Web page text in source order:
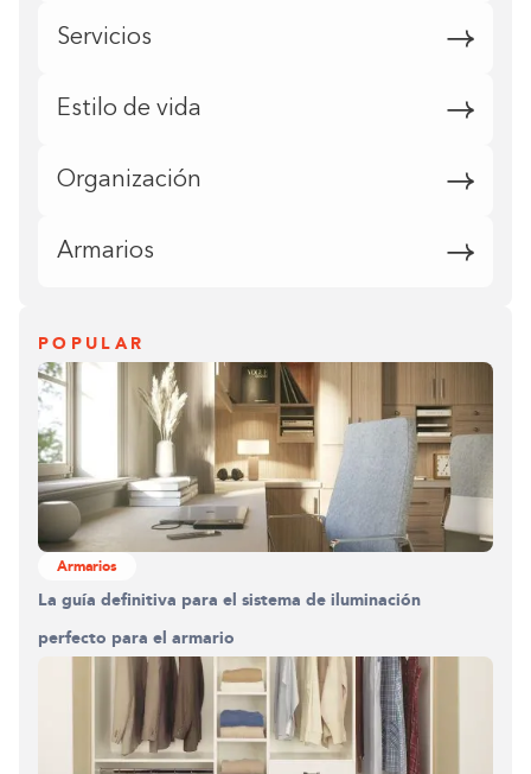
Servicios
Estilo de vida
Organización
Armarios
POPULAR
Armarios
La guía definitiva para el sistema de iluminación
perfecto para el armario